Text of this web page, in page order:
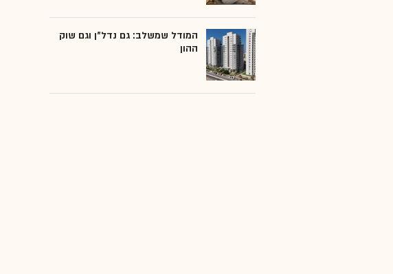
המודל שמשלב: גם נדל"ן וגם שוק
ההון